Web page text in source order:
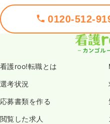
0120-512-
看護roo!転職とは
選考状況
応募書類を作る
閲覧した求人